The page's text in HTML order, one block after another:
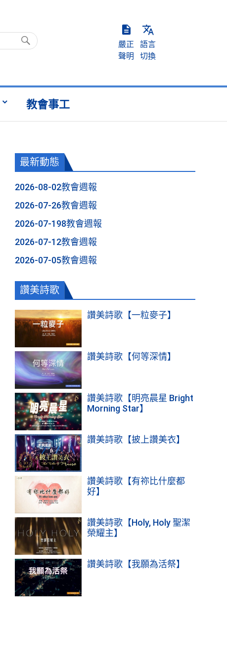
嚴正
聲明
語言
切換
教會事工
最新動態
2026-08-02教會週報
2026-07-26教會週報
2026-07-198教會週報
2026-07-12教會週報
2026-07-05教會週報
讚美詩歌
讚美詩歌【一粒麥子】
讚美詩歌【何等深情】
讚美詩歌【明亮晨星 Bright
Morning Star】
讚美詩歌【披上讚美衣】
讚美詩歌【有祢比什麼都
好】
讚美詩歌【Holy, Holy 聖潔
榮耀主】
讚美詩歌【我願為活祭】